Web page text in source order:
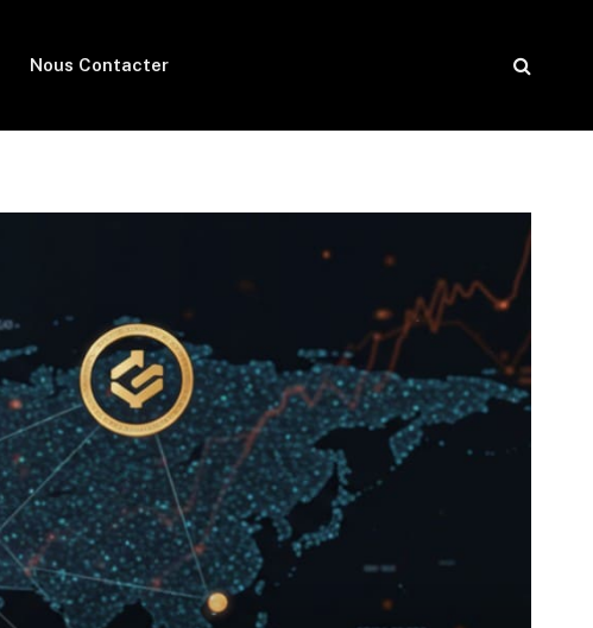
Nous Contacter